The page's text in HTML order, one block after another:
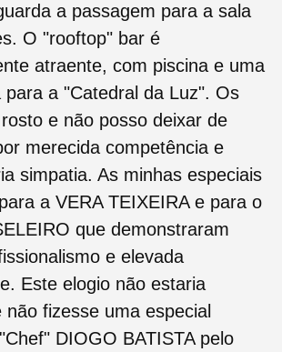
a passagem para a sala
O "rooftop" bar é
atraente, com piscina e uma
para a "Catedral da Luz". Os
e não posso deixar de
merecida competência e
simpatia. As minhas especiais
a VERA TEIXEIRA e para o
que demonstraram
e elevada
Este elogio não estaria
não fizesse uma especial
DIOGO BATISTA pelo